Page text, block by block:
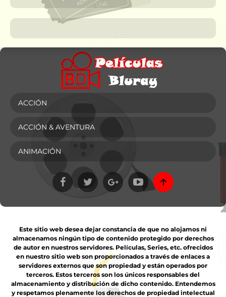
ACCIÓN
ACCIÓN & AVENTURA
ANIMACIÓN
Este sitio web desea dejar constancia de que no alojamos ni
almacenamos ningún tipo de contenido protegido por derechos
de autor en nuestros servidores. Películas, Series, etc. ofrecidos
en nuestro sitio web son proporcionados a través de enlaces a
servidores externos que son propiedad y están operados por
terceros. Estos terceros son los únicos responsables del
almacenamiento y distribución de dicho contenido. Entendemos
y respetamos plenamente los derechos de propiedad intelectual